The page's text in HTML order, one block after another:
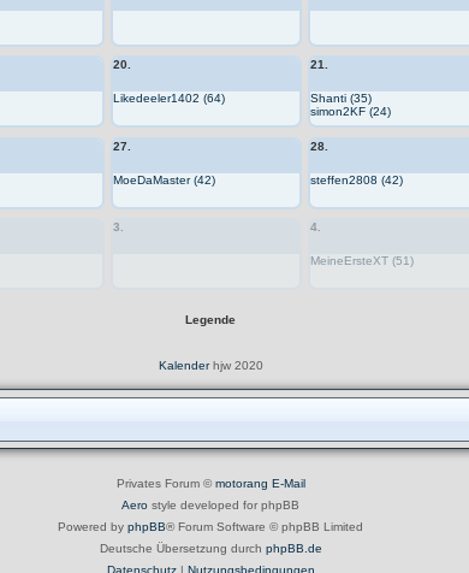
20.
Likedeeler1402 (64)
21.
Shanti (35)
simon2KF (24)
27.
MoeDaMaster (42)
28.
steffen2808 (42)
3. 4.
MeineErsteXT (51)
Legende
Kalenderhjw 2020
Privates Forum ©motorang E-Mail
Aero style developed for phpBB
Powered by phpBB® Forum Software © phpBB Limited
Deutsche Übersetzung durch phpBB.de
Datenschutz| Nutzungsbedingungen